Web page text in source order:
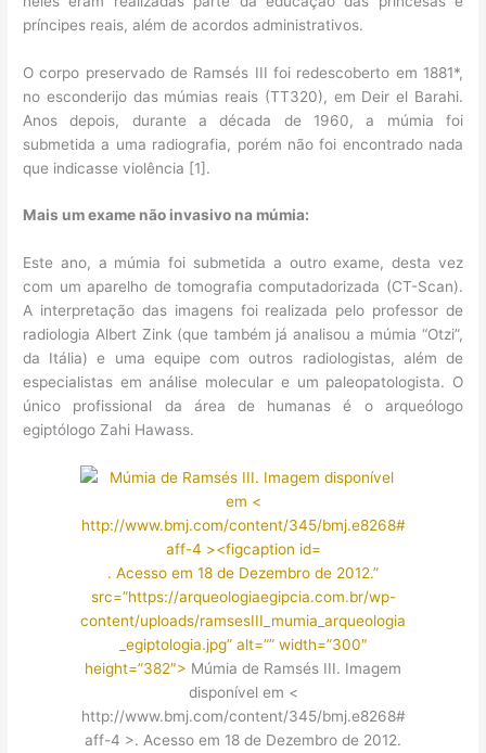
príncipes reais, além de acordos administrativos.
O corpo preservado de Ramsés III foi redescoberto em 1881*,
no esconderijo das múmias reais (TT320), em Deir el Barahi.
Anos depois, durante a década de 1960, a múmia foi
submetida a uma radiografia, porém não foi encontrado nada
que indicasse violência [1].
Mais um exame não invasivo na múmia:
Este ano, a múmia foi submetida a outro exame, desta vez
com um aparelho de tomografia computadorizada (CT-Scan).
A interpretação das imagens foi realizada pelo professor de
radiologia Albert Zink (que também já analisou a múmia “Otzi”,
da Itália) e uma equipe com outros radiologistas, além de
especialistas em análise molecular e um paleopatologista. O
único profissional da área de humanas é o arqueólogo
egiptólogo Zahi Hawass.
. Acesso em 18 de Dezembro de 2012.”
src=”https://arqueologiaegipcia.com.br/wp-
content/uploads/ramsesIII_mumia_arqueologia
_egiptologia.jpg” alt=”” width=”300″
height=”382″> Múmia de Ramsés III. Imagem
disponível em <
http://www.bmj.com/content/345/bmj.e8268#
aff-4 >. Acesso em 18 de Dezembro de 2012.